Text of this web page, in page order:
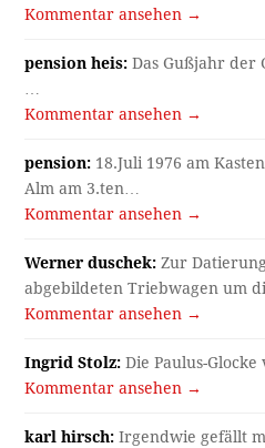
Kommentar ansehen →
pension heis: Das Gußjahr der
…
Kommentar ansehen →
pension: 18.Juli 1976 am
Alm am 3.ten…
Kommentar ansehen →
Werner duschek: Zur
abgebildeten Triebwagen um
Kommentar ansehen →
Ingrid Stolz: Die Paulus-Glocke
Kommentar ansehen →
karl hirsch: Irgendwie gefällt